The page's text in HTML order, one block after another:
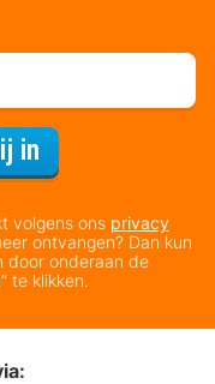
in
volgens ons privacy
ontvangen? Dan kun
door onderaan de
te klikken.